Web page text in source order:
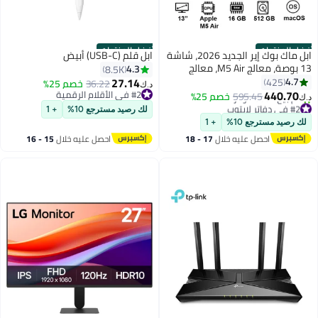
أفضل المنتجات ابل ماك بوك إير الجديد 2026، شاشة
13 بوصة، معالج M5 Air، معالج
رسومات ثماني النواة، ذاكرة وصول
عشوائي 16 جيجابايت، قرص صلب
SSD بسعة 512 جيجابايت، نظام
macOS، لوحة مفاتيح إنجليزية، لون
أسود داكن أسود داكن
4.7
425
د.ك‏440.70
595.45خصم 25%
#2 في دفاتر لابتوب
باقي 3 وحدات في المخزون
تم بيع +530 مؤخرًا
#2 في دفاتر لابتوب
لك رصيد مسترجع 10% + 1
احصل عليه خلال 17 - 18
أفضل المنتجات
ابل قلم (USB-C) أبيض
4.3
8.5K
د.ك‏27.14
36.22خصم 25%
#2 في الأقلام الرقمية
#2 في الأقلام الرقمية
لك رصيد مسترجع 10% + 1
احصل عليه خلال 15 - 16